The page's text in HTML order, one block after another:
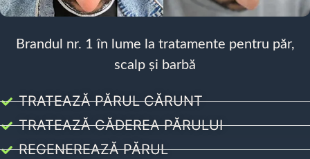
Brandul nr. 1 în lume la tratamente pentru păr,
scalp și barbă
TRATEAZĂ PĂRUL CĂRUNT
TRATEAZĂ CĂDEREA PĂRULUI
REGENEREAZĂ PĂRUL